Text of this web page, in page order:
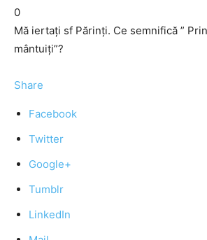
0
Mă iertaţi sf Părinţi. Ce semnifică ”
mântuiţi”?
Share
Facebook
Twitter
Google+
Tumblr
LinkedIn